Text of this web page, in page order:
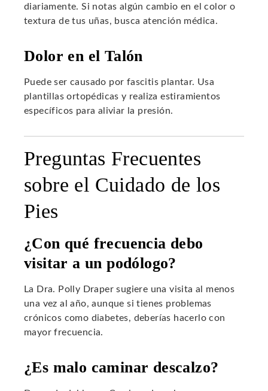
diariamente. Si notas algún cambio en el color o
textura de tus uñas, busca atención médica.
Dolor en el Talón
Puede ser causado por fascitis plantar. Usa
plantillas ortopédicas y realiza estiramientos
específicos para aliviar la presión.
Preguntas Frecuentes
sobre el Cuidado de los
Pies
¿Con qué frecuencia debo
visitar a un podólogo?
La Dra. Polly Draper sugiere una visita al menos
una vez al año, aunque si tienes problemas
crónicos como diabetes, deberías hacerlo con
mayor frecuencia.
¿Es malo caminar descalzo?